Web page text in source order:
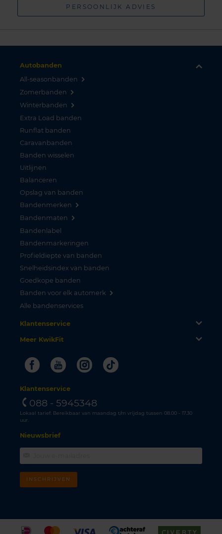
PERSOONLIJK ADVIES
Autobanden
All-seasonbanden
Zomerbanden
Winterbanden
Extra Load banden
Runflat banden
Caravanbanden
Banden wisselen
Uitlijnen
Balanceren
Opslag van banden
Bandenmerken
Bandenmaten
Bandenlabel
Bandenmarkeringen
Profieldiepte van banden
Snelheidsindex van banden
Goedkope banden
Banden voor elk automerk
Alle bandenservices
Klantenservice
Meer KwikFit
FacebookYoutubeInstagram
Tiktok
Klantenservice
088 - 5945348
Lokaal tarief. Bereikbaar van maandag t/m vrijdag tussen 08.00 - 17.30
uur.
Nieuwsbrief
INSCHRIJVEN